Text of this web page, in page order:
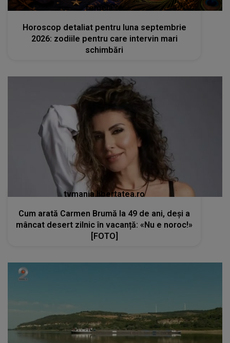
femeia.ro
Horoscop detaliat pentru luna septembrie
2026: zodiile pentru care intervin mari
schimbări
tvmania.libertatea.ro
Cum arată Carmen Brumă la 49 de ani, deși a
mâncat desert zilnic în vacanță: «Nu e noroc!»
[FOTO]